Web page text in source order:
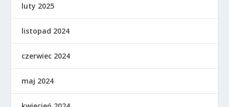
luty 2025
listopad 2024
czerwiec 2024
maj 2024